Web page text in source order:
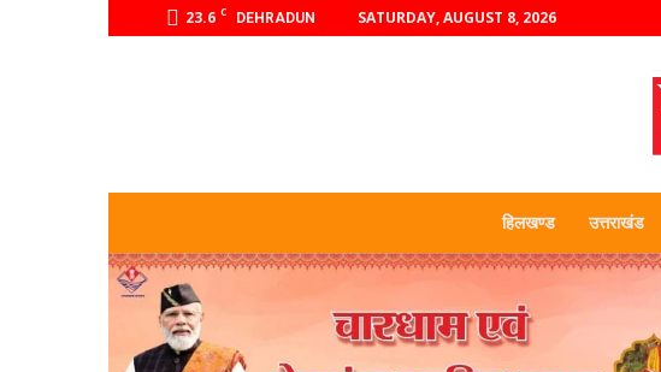
23.6 C DEHRADUN SATURDAY, AUGUST 8, 2026
हिलखण्ड उत्तराखंड